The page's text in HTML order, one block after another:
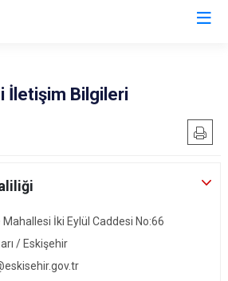
İletişim Bilgileri
İki Eylül Caddesi No:66
/ Eskişehir